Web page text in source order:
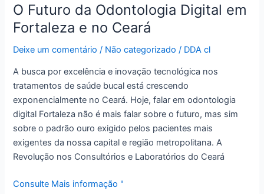
O Futuro da Odontologia Digital em
Fortaleza e no Ceará
Deixe um comentário / Não categorizado / DDA cl
A busca por excelência e inovação tecnológica nos
tratamentos de saúde bucal está crescendo
exponencialmente no Ceará. Hoje, falar em odontologia
digital Fortaleza não é mais falar sobre o futuro, mas sim
sobre o padrão ouro exigido pelos pacientes mais
exigentes da nossa capital e região metropolitana. A
Revolução nos Consultórios e Laboratórios do Ceará
O
Futuro
da
Odontologia
Fortaleza
e
no
Ceará
Consulte Mais informação "